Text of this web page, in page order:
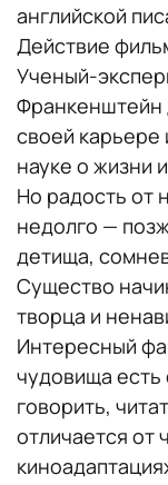
английской
Действие
Ученый-
Франкенштейн
своей
науке о жизни
Но радость от
недолго —
детища,
Существо
творца и
Интересный
чудовища есть
говорить,
отличается от